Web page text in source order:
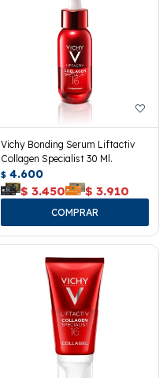
Vichy Bonding Serum Liftactiv
Collagen Specialist 30 Ml.
$ 4.600
$ 3.450 $ 3.910